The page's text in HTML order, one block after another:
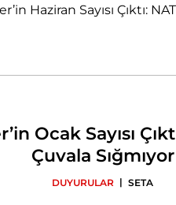
Ocak Sayısı
Çuvala Sığmıyor
DUYURULAR | SETA